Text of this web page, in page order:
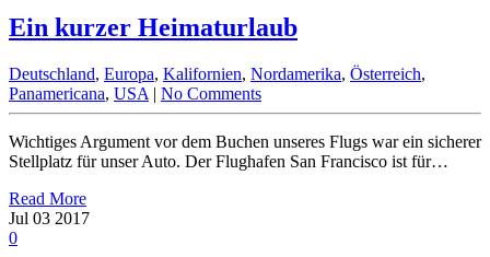
Ein kurzer Heimaturlaub
Deutschland, Europa, Kalifornien, Nordamerika, Österreich,
Panamericana, USA | No Comments
Wichtiges Argument vor dem Buchen unseres Flugs war ein sicherer
Stellplatz für unser Auto. Der Flughafen San Francisco ist für…
Read More
Jul 03 2017
0